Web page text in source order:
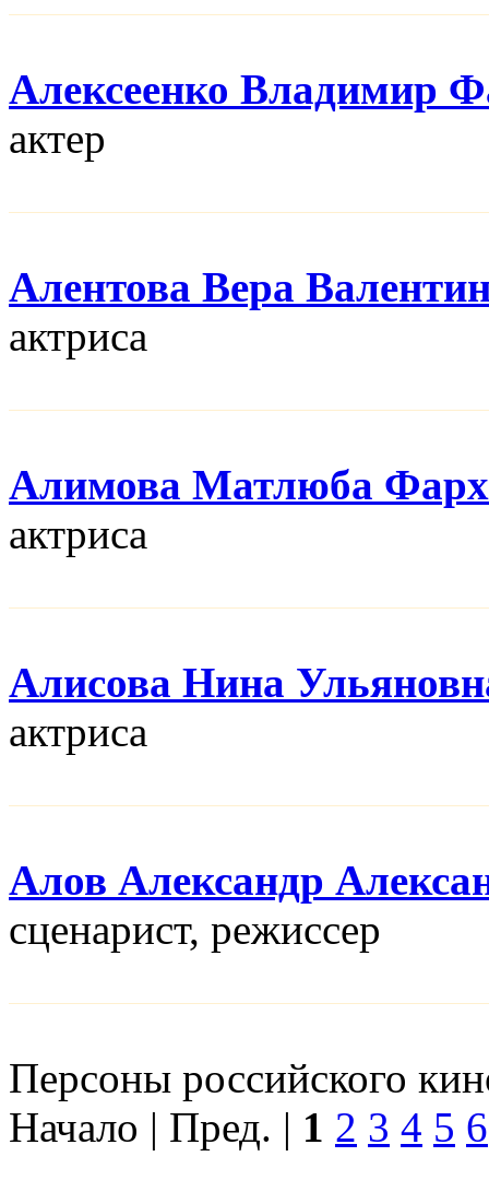
Алексеенко Владимир
актер
Алентова Вера
актриса
Алимова Матлюба
актриса
Алисова Нина
актриса
Алов Александр
сценарист, режисcер
Персоны российского
Начало | Пред. | 1 2 3 4 5 6